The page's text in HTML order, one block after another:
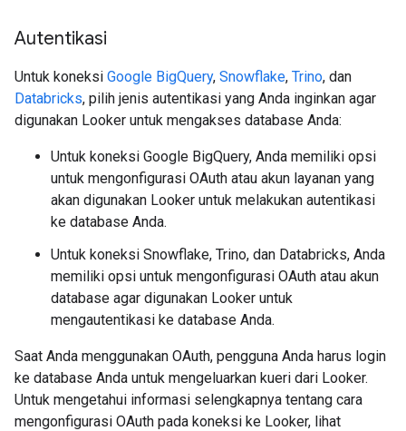
Autentikasi
Untuk koneksi Google BigQuery, Snowflake, Trino, dan
Databricks, pilih jenis autentikasi yang Anda inginkan agar
digunakan Looker untuk mengakses database Anda:
Untuk koneksi Google BigQuery, Anda memiliki opsi
untuk mengonfigurasi OAuth atau akun layanan yang
akan digunakan Looker untuk melakukan autentikasi
ke database Anda.
Untuk koneksi Snowflake, Trino, dan Databricks, Anda
memiliki opsi untuk mengonfigurasi OAuth atau akun
database agar digunakan Looker untuk
mengautentikasi ke database Anda.
Saat Anda menggunakan OAuth, pengguna Anda harus login
ke database Anda untuk mengeluarkan kueri dari Looker.
Untuk mengetahui informasi selengkapnya tentang cara
mengonfigurasi OAuth pada koneksi ke Looker, lihat